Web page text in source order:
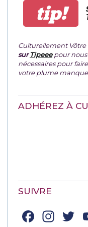
tip!
Culturellement Vôtre
surTipeeepour nous
nécessaires pour
votre plume manque
ADHÉREZ À
SUIVRE